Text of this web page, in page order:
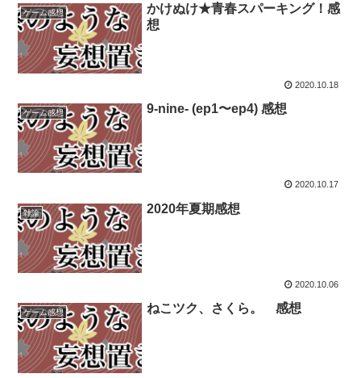
ゲーム感想
かけぬけ★青春スパーキング！感
想
2020.10.18
ゲーム感想 9-nine- (ep1〜ep4) 感想
2020.10.17
雑論 2020年夏期感想
2020.10.06
ゲーム感想 ねこツク、さくら。 感想